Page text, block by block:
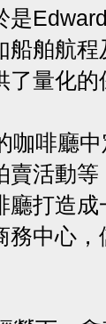
是
船舶航
了量化的
咖啡廳
賣活動
廳打造
務中心